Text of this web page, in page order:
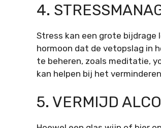
4.
Stress kan een grote bijdrage
hormoon dat de vetopslag in
te beheren, zoals meditatie,
kan helpen bij het
5. VERMIJD